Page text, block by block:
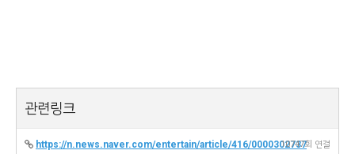
관련링크
https://n.news.naver.com/entertain/article/416/000030273710747회 연결